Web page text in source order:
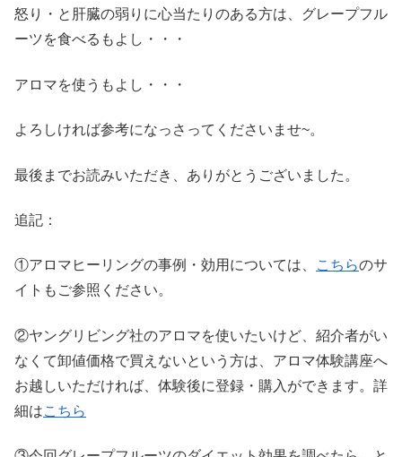
怒り・と肝臓の弱りに心当たりのある方は、グレープフル
ーツを食べるもよし・・・
アロマを使うもよし・・・
よろしければ参考になっさってくださいませ~。
最後までお読みいただき、ありがとうございました。
追記：
①アロマヒーリングの事例・効用については、 こちらのサ
イトもご参照ください。
②ヤングリビング社のアロマを使いたいけど、紹介者がい
なくて卸値価格で買えないという方は、アロマ体験講座へ
お越しいただければ、体験後に登録・購入ができます。詳
細はこちら